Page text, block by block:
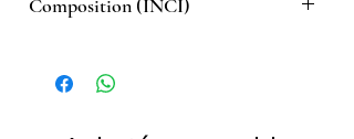
Composition (INCI)
Methacrylate, Hydroxycyclohexyl Phenyl
Ketone, Mica, CI 15880, CI 77891.